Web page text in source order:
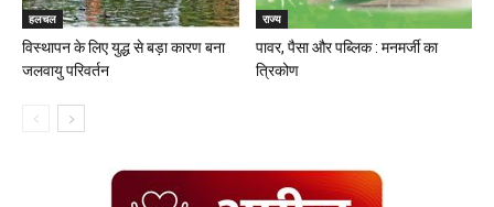
हलचल
विस्थापन के लिए युद्ध से बड़ा कारण बना
जलवायु परिवर्तन
राज्य
पावर, पैसा और पब्लिक : मनमर्जी का
त्रिकोण